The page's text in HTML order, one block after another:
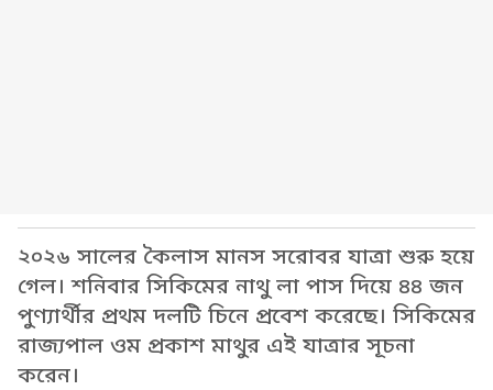
২০২৬ সালের কৈলাস মানস সরোবর যাত্রা শুরু হয়ে
গেল। শনিবার সিকিমের নাথু লা পাস দিয়ে ৪৪ জন
পুণ্যার্থীর প্রথম দলটি চিনে প্রবেশ করেছে। সিকিমের
রাজ্যপাল ওম প্রকাশ মাথুর এই যাত্রার সূচনা
করেন।